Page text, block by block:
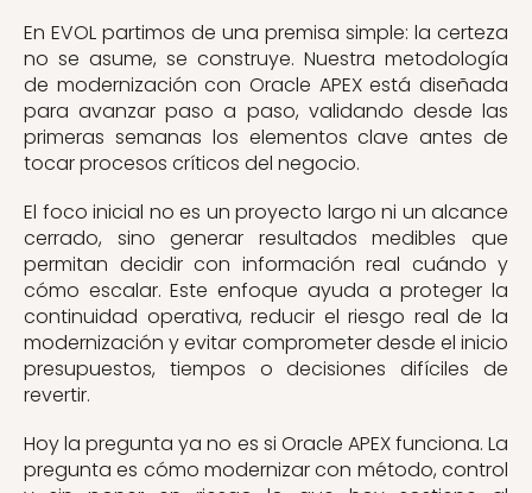
En EVOL partimos de una premisa simple: la certeza
no se asume, se construye. Nuestra metodología
de modernización con Oracle APEX está diseñada
para avanzar paso a paso, validando desde las
primeras semanas los elementos clave antes de
tocar procesos críticos del negocio.
El foco inicial no es un proyecto largo ni un alcance
cerrado, sino generar resultados medibles que
permitan decidir con información real cuándo y
cómo escalar. Este enfoque ayuda a proteger la
continuidad operativa, reducir el riesgo real de la
modernización y evitar comprometer desde el inicio
presupuestos, tiempos o decisiones difíciles de
revertir.
Hoy la pregunta ya no es si Oracle APEX funciona. La
pregunta es cómo modernizar con método, control